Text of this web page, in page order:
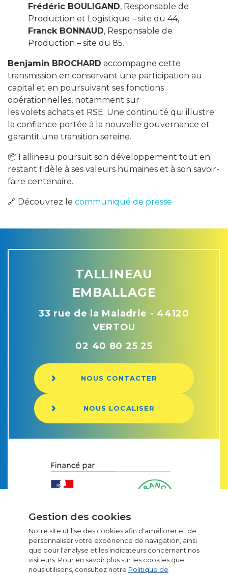
Frédéric BOULIGAND, Responsable de
Production et Logistique – site du 44,
Franck BONNAUD, Responsable de
Production – site du 85.
Benjamin BROCHARD accompagne cette
transmission en conservant une participation au
capital et en poursuivant ses fonctions
opérationnelles, notamment sur
les volets achats et RSE. Une continuité qui illustre
la confiance portée à la nouvelle gouvernance et
garantit une transition sereine.
📦Tallineau poursuit son développement tout en
restant fidèle à ses valeurs humaines et à son savoir-
faire centenaire.
🔗 Découvrez le communiqué de presse
TALLINEAU
EMBALLAGE
33 rue de la Maladrie - 44120
VERTOU
02 40 80 25 25
NOUS CONTACTER
NOUS LOCALISER
Emballages carton
Gestion des cookies
Notre site utilise des cookies afin d'améliorer et de
personnaliser votre expérience de navigation, ainsi
que pour l'analyse et les indicateurs concernant nos
visiteurs. Pour en savoir plus sur les cookies que
nous utilisons, consultez notre Politique de